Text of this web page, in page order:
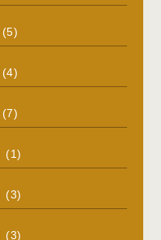
(5)
(4)
(7)
(1)
(3)
(3)